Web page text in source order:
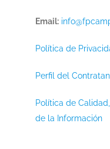
Email:
Política de
Perfil del
Política de
de la Información